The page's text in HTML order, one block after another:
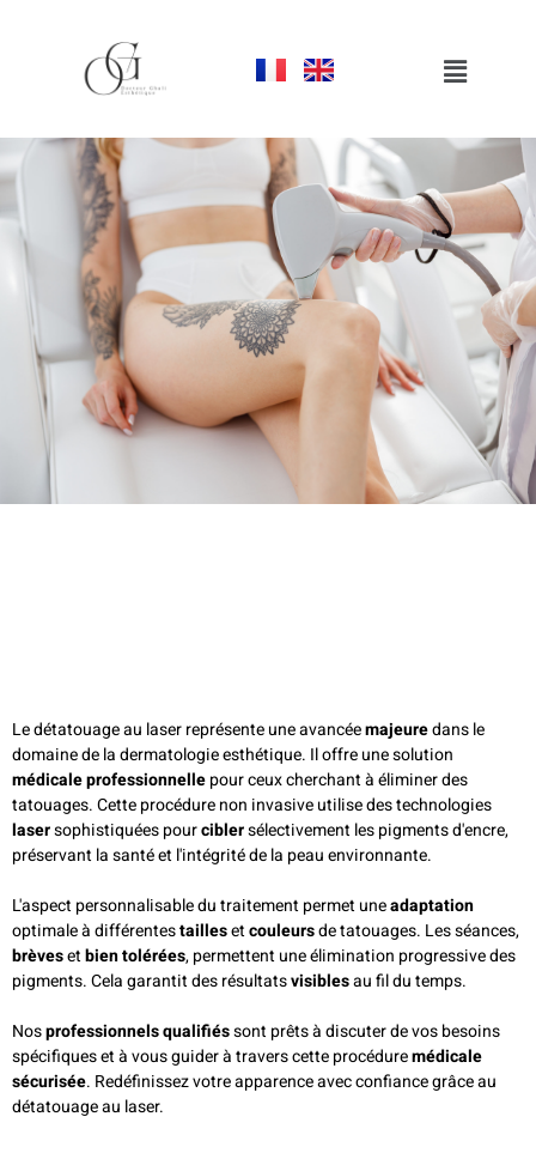
Le détatouage au laser représente une avancéemajeuredans le
domaine de la dermatologie esthétique. Il offre une solution
médicale professionnellepour ceux cherchant à éliminer des
tatouages. Cette procédure non invasive utilise des technologies
lasersophistiquées pourciblersélectivement les pigments d'encre,
préservant la santé et l'intégrité de la peau environnante.
L'aspect personnalisable du traitement permet uneadaptation
optimale à différentestaillesetcouleursde tatouages. Les séances,
brèvesetbien tolérées, permettent une élimination progressive des
pigments. Cela garantit des résultatsvisiblesau fil du temps.
Nosprofessionnels qualifiéssont prêts à discuter de vos besoins
spécifiques et à vous guider à travers cette procéduremédicale
sécurisée. Redéfinissez votre apparence avec confiance grâce au
détatouage au laser.